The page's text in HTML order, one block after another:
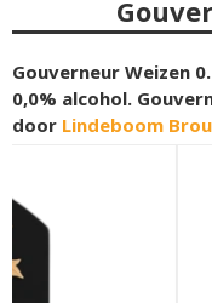
Gouverneur Weizen
0,0% alcohol.
door Lindeboom